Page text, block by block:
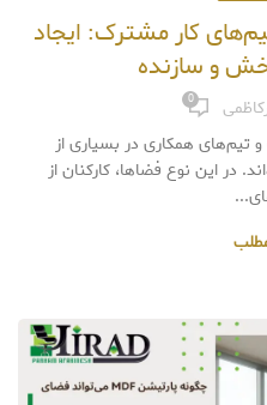
کار مشترک: ایجاد
و سازنده
0
و تیم‌های همکاری در بسیاری از
در این نوع فضاها، کارکنان از